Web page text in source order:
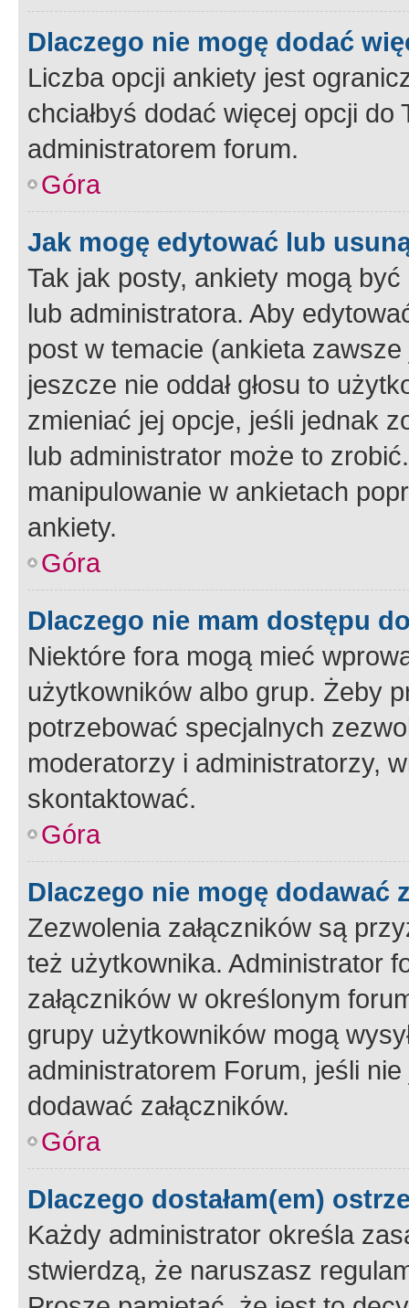
Dlaczego nie mogę dodać
Liczba opcji ankiety jest
chciałbyś dodać więcej opcji
administratorem forum.
Góra
Jak mogę edytować lub
Tak jak posty, ankiety mogą
lub administratora. Aby
post w temacie (ankieta
jeszcze nie oddał głosu to
zmieniać jej opcje, jeśli jednak
lub administrator może to
manipulowanie w ankietach
ankiety.
Góra
Dlaczego nie mam dostępu
Niektóre fora mogą mieć
użytkowników albo grup. Żeby
potrzebować specjalnych
moderatorzy i administratorzy,
skontaktować.
Góra
Dlaczego nie mogę dodawać
Zezwolenia załączników są
też użytkownika. Administrator
załączników w określonym
grupy użytkowników mogą
administratorem Forum, jeśli
dodawać załączników.
Góra
Dlaczego dostałam(em)
Każdy administrator określa
stwierdzą, że naruszasz